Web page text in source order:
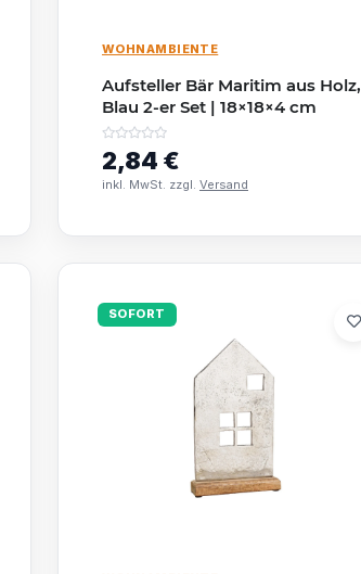
WOHNAMBIENTE
Aufsteller Bär Maritim aus Holz,
Blau 2-er Set | 18×18×4 cm
2,84 €
inkl. MwSt. zzgl. Versand
SOFORT